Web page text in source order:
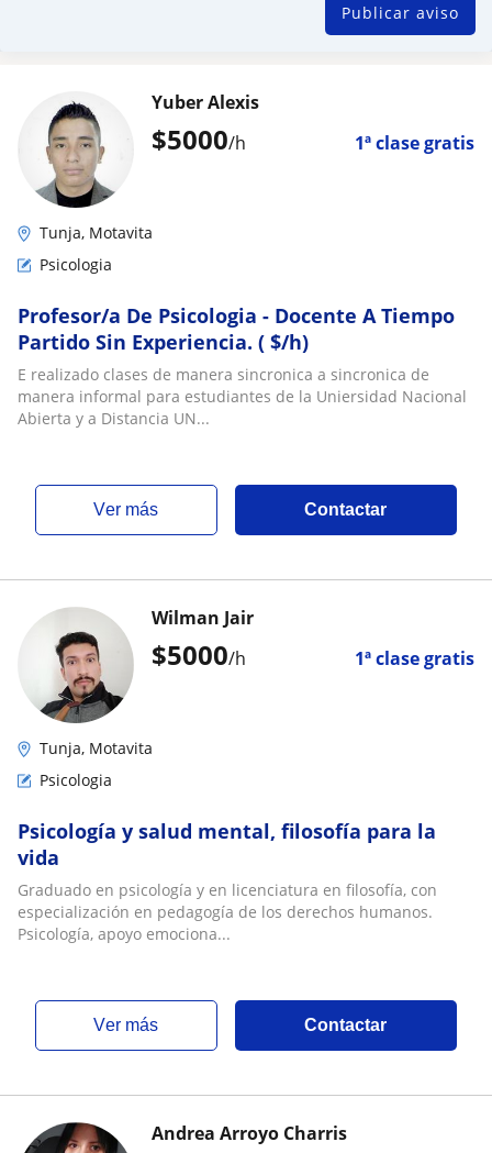
Publicar aviso
$5000/h 1ª clase gratis
Yuber Alexis
Tunja, Motavita
Psicologia
Profesor/a De Psicologia - Docente A Tiempo
Partido Sin Experiencia. ( $/h)
E realizado clases de manera sincronica a sincronica de
manera informal para estudiantes de la Uniersidad Nacional
Abierta y a Distancia UN...
ver más Contactar
$5000/h 1ª clase gratis
Wilman Jair
Tunja, Motavita
Psicologia
Psicología y salud mental, filosofía para la
vida
Graduado en psicología y en licenciatura en filosofía, con
especialización en pedagogía de los derechos humanos.
Psicología, apoyo emociona...
ver más Contactar
Andrea Arroyo Charris